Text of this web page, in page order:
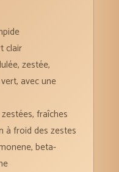
clair
zestée,
avec une
fraîches
à froid des zestes
beta-